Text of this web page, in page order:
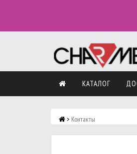
КАТАЛОГ
> Контакты